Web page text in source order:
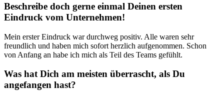
Beschreibe doch gerne einmal Deinen ersten
Eindruck vom Unternehmen!
Mein erster Eindruck war durchweg positiv. Alle waren sehr
freundlich und haben mich sofort herzlich aufgenommen. Schon
von Anfang an habe ich mich als Teil des Teams gefühlt.
Was hat Dich am meisten überrascht, als Du
angefangen hast?